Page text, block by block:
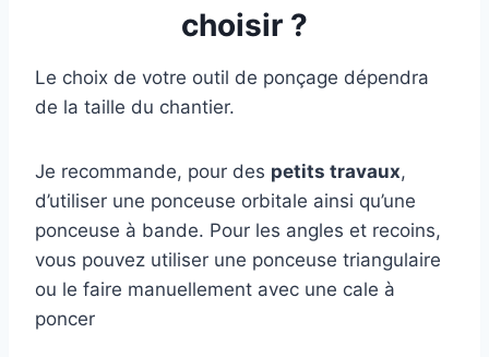
choisir ?
Le choix de votre outil de ponçage dépendra
de la taille du chantier.
Je recommande, pour des petits travaux,
d’utiliser une ponceuse orbitale ainsi qu’une
ponceuse à bande. Pour les angles et recoins,
vous pouvez utiliser une ponceuse triangulaire
ou le faire manuellement avec une cale à
poncer